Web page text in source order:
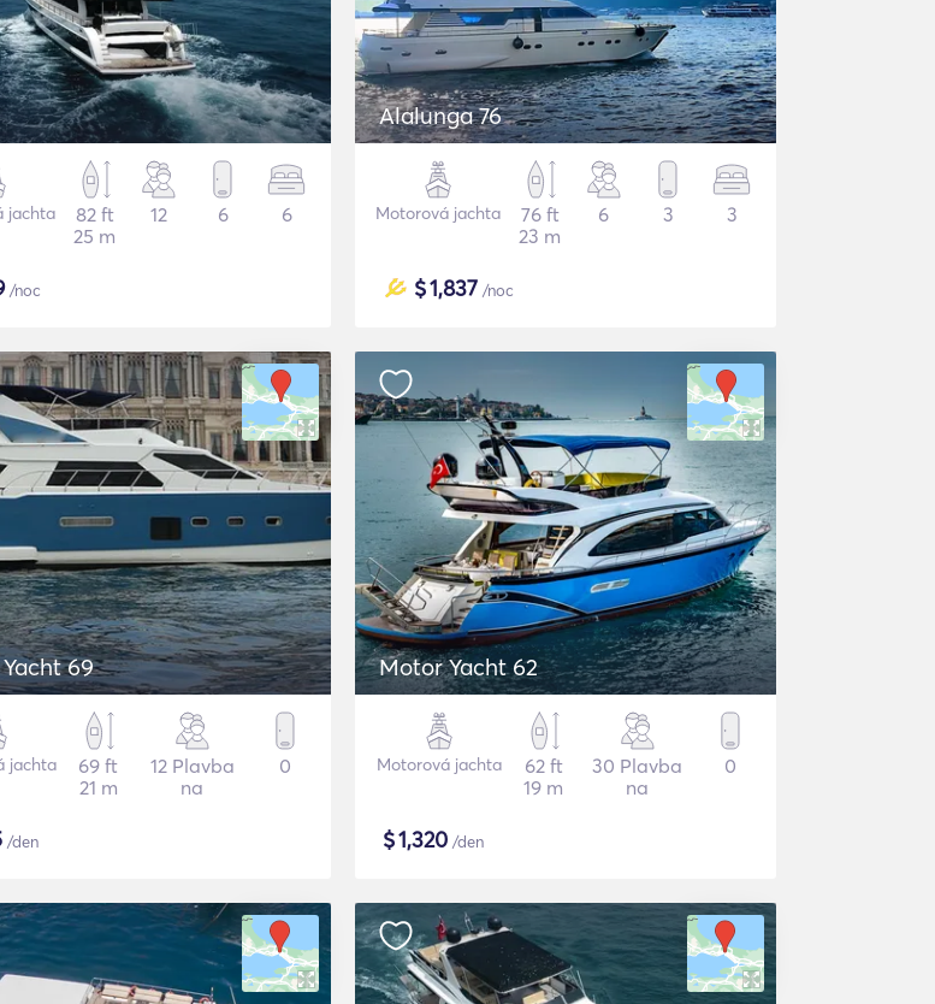
jachta
82 ft
25 m
12 6 6
/noc
Alalunga 76
Motorová jachta
76 ft
23 m
6 3 3
$1,837 /noc
69
jachta
69 ft
21 m
12 Plavba
na
0
/den
Motor Yacht 62
Motorová jachta
62 ft
19 m
30 Plavba
na
0
$1,320 /den